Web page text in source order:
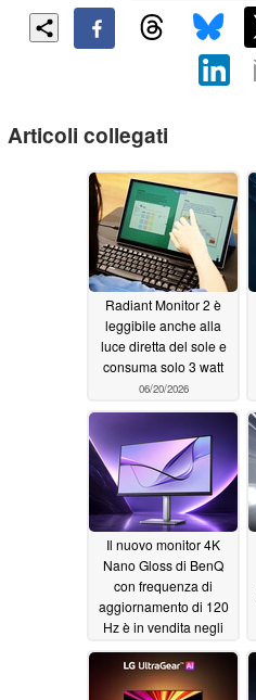
Articoli collegati
Radiant Monitor 2 è
leggibile anche alla
luce diretta del sole e
consuma solo 3 watt
06/20/2026
Il nuovo monitor 4K
Nano Gloss di BenQ
con frequenza di
aggiornamento di 120
Hz è in vendita negli
Stati Uniti06/10/2026